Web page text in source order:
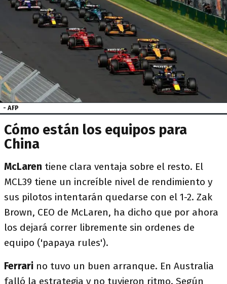
- AFP
Cómo están los equipos para
China
McLaren tiene clara ventaja sobre el resto. El
MCL39 tiene un increíble nivel de rendimiento y
sus pilotos intentarán quedarse con el 1-2. Zak
Brown, CEO de McLaren, ha dicho que por ahora
los dejará correr libremente sin ordenes de
equipo ('papaya rules').
Ferrari no tuvo un buen arranque. En Australia
falló la estrategia y no tuvieron ritmo. Según